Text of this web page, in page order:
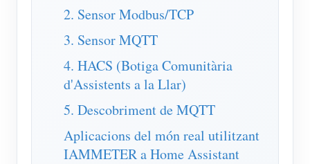
Preguntes freqüents
Notícies
Sobre nosaltres
2. Sensor Modbus/TCP
3. Sensor MQTT
4. HACS (Botiga Comunitària
d'Assistents a la Llar)
5. Descobriment de MQTT
Aplicacions del món real utilitzant
IAMMETER a Home Assistant